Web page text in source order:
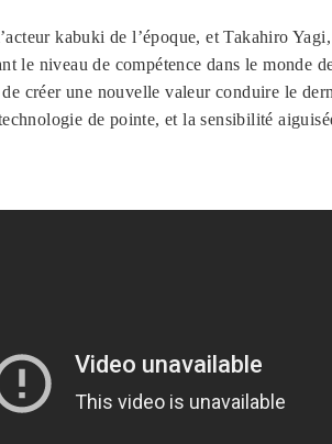
kabuki de l’époque, et Takahiro
le niveau de compétence dans le monde
créer une nouvelle valeur conduire le
de pointe, et la sensibilité